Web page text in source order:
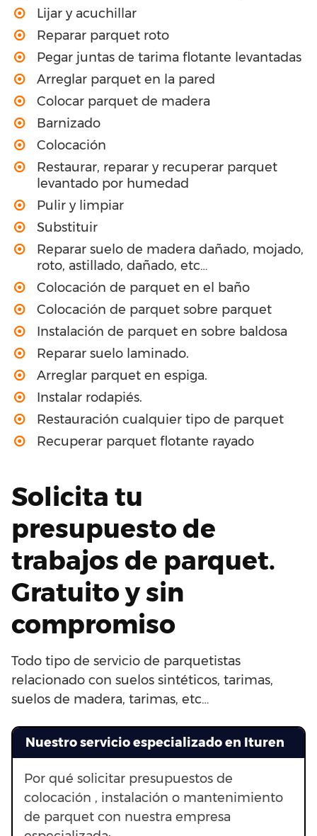
Lijar y acuchillar
Reparar parquet roto
Pegar juntas de tarima flotante levantadas
Arreglar parquet en la pared
Colocar parquet de madera
Barnizado
Colocación
Restaurar, reparar y recuperar parquet
levantado por humedad
Pulir y limpiar
Substituir
Reparar suelo de madera dañado, mojado,
roto, astillado, dañado, etc…
Colocación de parquet en el baño
Colocación de parquet sobre parquet
Instalación de parquet en sobre baldosa
Reparar suelo laminado.
Arreglar parquet en espiga.
Instalar rodapiés.
Restauración cualquier tipo de parquet
Recuperar parquet flotante rayado
Solicita tu
presupuesto de
trabajos de parquet.
Gratuito y sin
compromiso
Todo tipo de servicio de parquetistas
relacionado con suelos sintéticos, tarimas,
suelos de madera, tarimas, etc…
Nuestro servicio especializado en Ituren
Por qué solicitar presupuestos de
colocación , instalación o mantenimiento
de parquet con nuestra empresa